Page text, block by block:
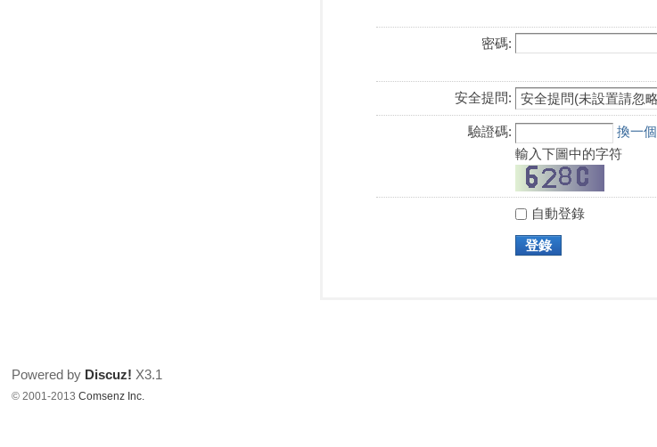
密碼:
安全提問:
驗證碼:
換一個
輸入下圖中的字符
自動登錄
登錄
Powered by Discuz! X3.1
© 2001-2013Comsenz Inc.